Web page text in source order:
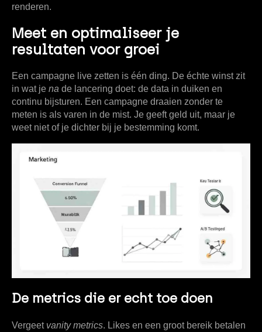
renderen.
Meet en optimaliseer je
resultaten voor groei
Een campagne live zetten is één ding. De échte winst zit
in wat je na de lancering doet: de data in duiken en
continu bijsturen. Een campagne draaien zonder te
meten is als varen in de mist. Je geeft geld uit, maar je
weet niet of je dichter bij je bestemming komt.
De metrics die er echt toe doen
Vergeet vanity metrics. Likes en een groot bereik betalen